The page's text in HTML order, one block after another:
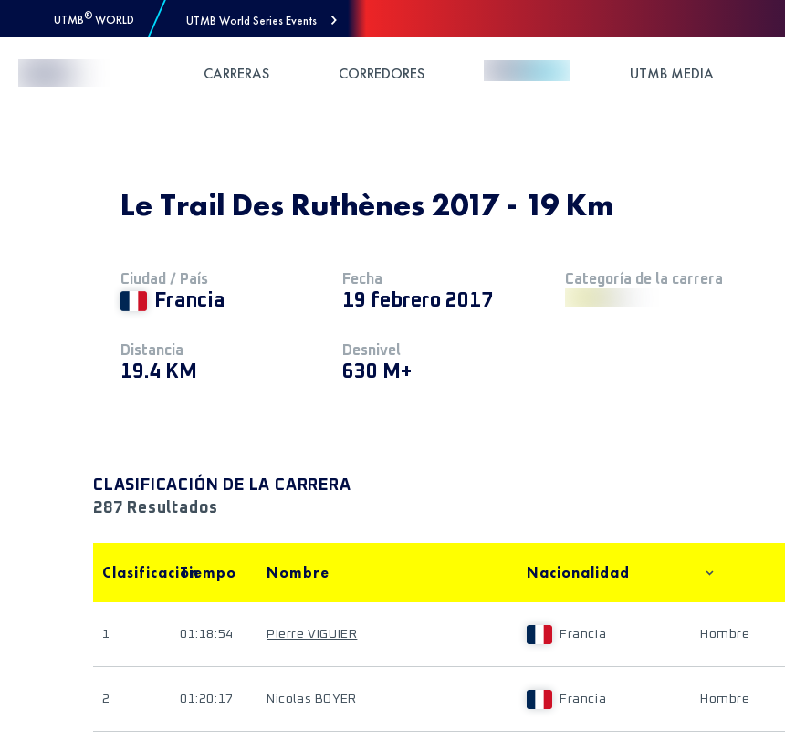
UTMB® WORLD UTMB World Series Events
CARRERAS CORREDORES UTMB MEDIA
Le Trail Des Ruthènes 2017 - 19 Km
Ciudad / País
Francia
Fecha
19 febrero 2017
Categoría de la carrera
Distancia
19.4 KM
Desnivel
630 M+
CLASIFICACIÓN DE LA CARRERA
287 Resultados
ClasificaciónTiempo Nombre Nacionalidad
1 01:18:54 Pierre VIGUIER Francia Hombre
2 01:20:17 Nicolas BOYER Francia Hombre